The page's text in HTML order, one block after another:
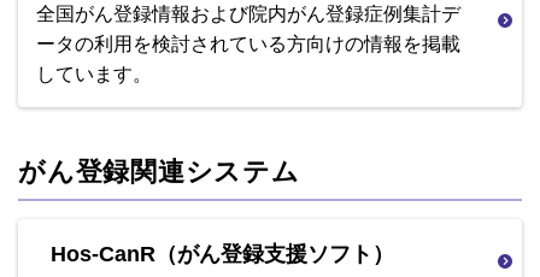
全国がん登録情報および院内がん登録症例集計デ
ータの利用を検討されている方向けの情報を掲載
しています。
がん登録関連システム
Hos-CanR（がん登録支援ソフト）